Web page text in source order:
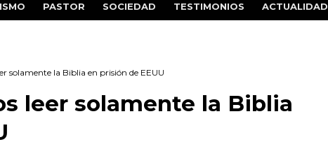
PASTOR SOCIEDAD TESTIMONIOS ACTUALIDAD
solamente la Biblia en prisión de EEUU
leer solamente la Biblia